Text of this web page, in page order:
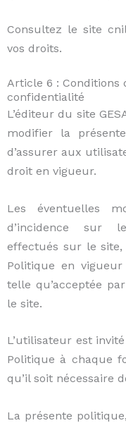
Consultez le site
vos droits.
Article 6 : Conditions
confidentialité
L’éditeur du site
modifier la
d’assurer aux
droit en vigueur.
Les éventuelles
d’incidence sur
effectués sur le
Politique en
telle qu’acceptée
le site.
L’utilisateur est
Politique à chaque
qu’il soit nécessaire
La présente